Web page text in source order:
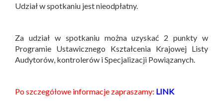
Udział w spotkaniu jest nieodpłatny.
Za udział w spotkaniu można uzyskać 2 punkty w
Programie Ustawicznego Kształcenia Krajowej Listy
Audytorów, kontrolerów i Specjalizacji Powiązanych.
Po szczegółowe informacje zapraszamy: LINK